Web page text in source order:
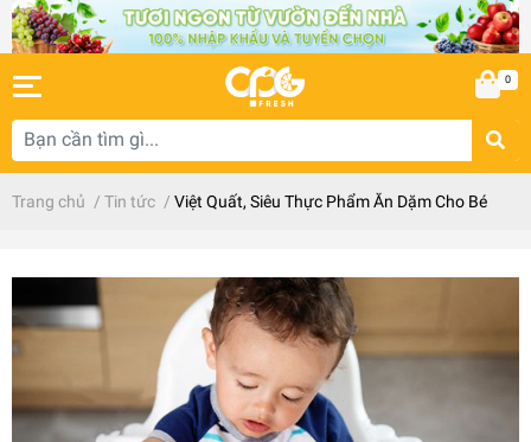
0
Trang chủ / Tin tức / Việt Quất, Siêu Thực Phẩm Ăn Dặm Cho Bé